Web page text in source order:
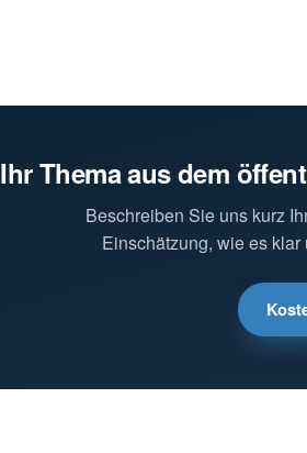
Ihr Thema aus dem
Beschreiben Sie uns kurz
Einschätzung, wie es